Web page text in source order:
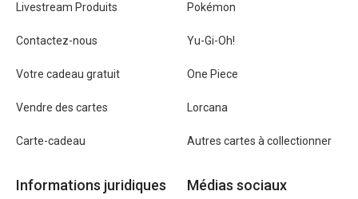
Livestream Produits
Contactez-nous
Votre cadeau gratuit
Vendre des cartes
Carte-cadeau
Pokémon
Yu-Gi-Oh!
One Piece
Lorcana
Autres cartes à collectionner
Informations juridiques Médias sociaux